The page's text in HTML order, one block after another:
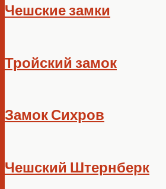
Чешские замки
Тройский замок
Замок Сихров
Чешский Штернберк